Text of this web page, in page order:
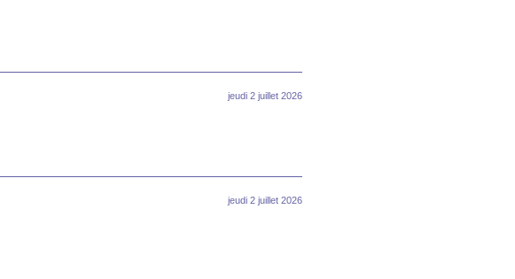
jeudi 2 juillet 2026
jeudi 2 juillet 2026